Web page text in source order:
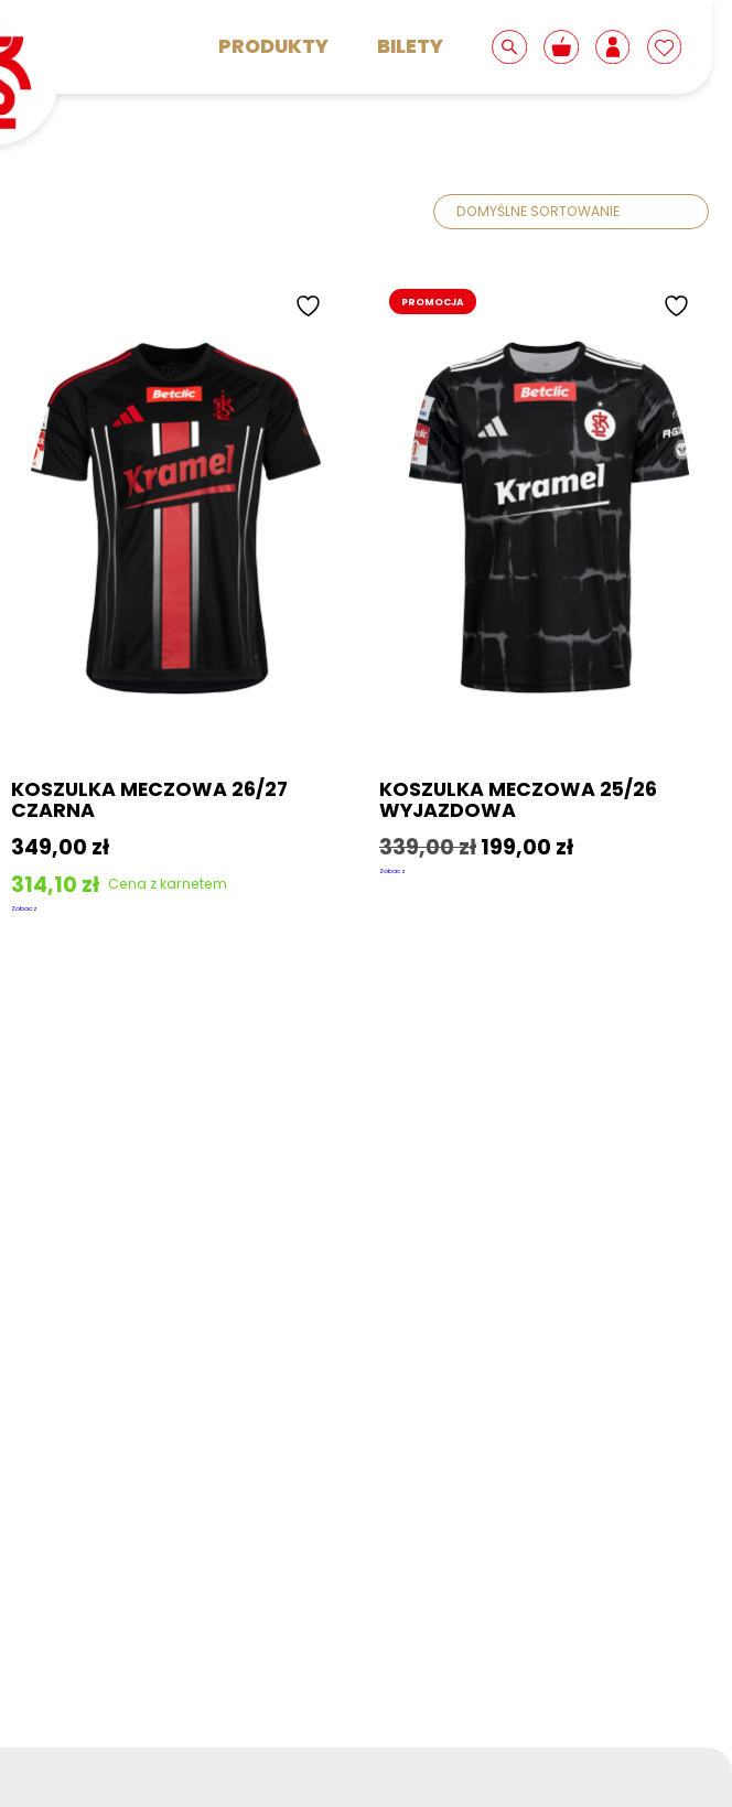
PRODUKTY BILETY
Akcesoria i gadżety
Płatności
Regulamin sklepu
Odstąpienie od umowy
KOSZULKA MECZOWA 26/27
CZARNA
349,00 zł
314,10 zł Cena z karnetem
Zobacz
PROMOCJA
KOSZULKA MECZOWA 25/26
WYJAZDOWA
339,00zł199,00 zł
Zobacz